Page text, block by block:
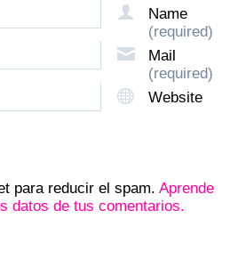
Name
(required)
Mail
(required)
Website
para reducir el spam. Aprende
datos de tus comentarios.